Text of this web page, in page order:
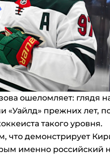
ошеломляет: глядя
«Уайлд» прежних лет,
такого уровня.
что демонстрирует
именно российский